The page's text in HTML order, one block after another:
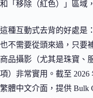
和「移除（紅色）」區域
這種互動式去背的好處是
也不需要從頭來過，只要
商品攝影（尤其是珠寶、
項）非常實用。截至 2026
繁體中文介面，提供 Bulk